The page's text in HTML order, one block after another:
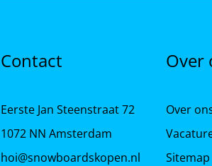
Contact
Eerste Jan Steenstraat 72
1072 NN Amsterdam
hoi@snowboardskopen.nl
Over
Over
Sitemap